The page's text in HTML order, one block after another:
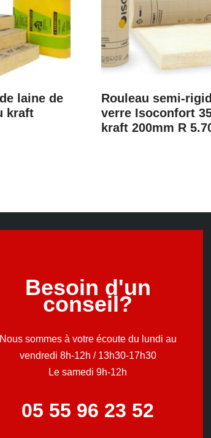
laine de
kraft
Rouleau semi-
verre Isoconfort
kraft 200mm R
Besoin d'un
conseil?
Nous sommes à votre écoute du lundi au
vendredi 8h-12h / 13h30-17h30
Le samedi 9h-12h
05 55 96 23 52